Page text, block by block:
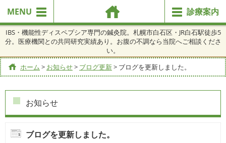
MENU 診療案内
IBS・機能性ディスペプシア専門の鍼灸院。札幌市白石区・JR白石駅徒歩5
分。医療機関との共同研究実績あり。お腹の不調なら当院へご相談くださ
い。
ホーム > お知らせ> ブログ更新> ブログを更新しました。
お知らせ
ブログを更新しました。